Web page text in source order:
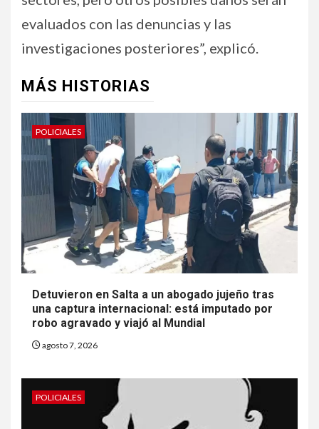
evaluados con las denuncias y las
investigaciones posteriores”, explicó.
MÁS HISTORIAS
POLICIALES
Detuvieron en Salta a un abogado jujeño tras
una captura internacional: está imputado por
robo agravado y viajó al Mundial
agosto 7, 2026
POLICIALES